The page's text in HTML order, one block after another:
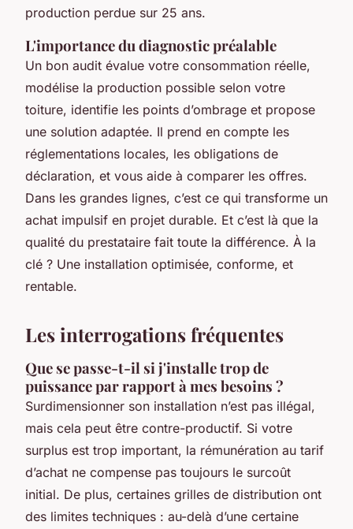
production perdue sur 25 ans.
L'importance du diagnostic préalable
Un bon audit évalue votre consommation réelle,
modélise la production possible selon votre
toiture, identifie les points d’ombrage et propose
une solution adaptée. Il prend en compte les
réglementations locales, les obligations de
déclaration, et vous aide à comparer les offres.
Dans les grandes lignes, c’est ce qui transforme un
achat impulsif en projet durable. Et c’est là que la
qualité du prestataire fait toute la différence. À la
clé ? Une installation optimisée, conforme, et
rentable.
Les interrogations fréquentes
Que se passe-t-il si j'installe trop de
puissance par rapport à mes besoins ?
Surdimensionner son installation n’est pas illégal,
mais cela peut être contre-productif. Si votre
surplus est trop important, la rémunération au tarif
d’achat ne compense pas toujours le surcoût
initial. De plus, certaines grilles de distribution ont
des limites techniques : au-delà d’une certaine